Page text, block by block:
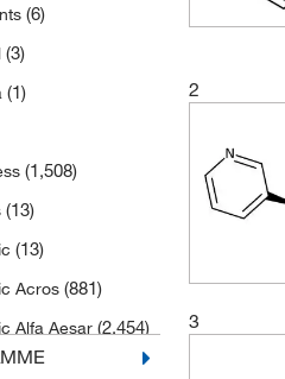
(6)
(3)
(1)
(1,508)
(13)
(13)
Acros (881)
Alfa Aesar (2,454)
Maybridge
2
3